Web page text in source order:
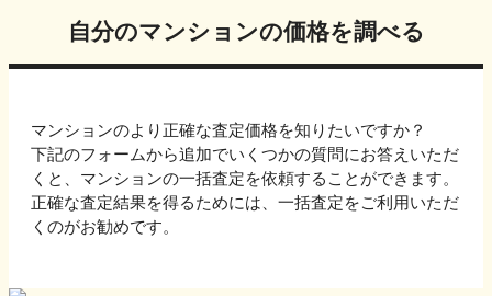
自分のマンションの価格を調べる
マンションのより正確な査定価格を知りたいですか？
下記のフォームから追加でいくつかの質問にお答えいただ
くと、マンションの一括査定を依頼することができます。
正確な査定結果を得るためには、一括査定をご利用いただ
くのがお勧めです。